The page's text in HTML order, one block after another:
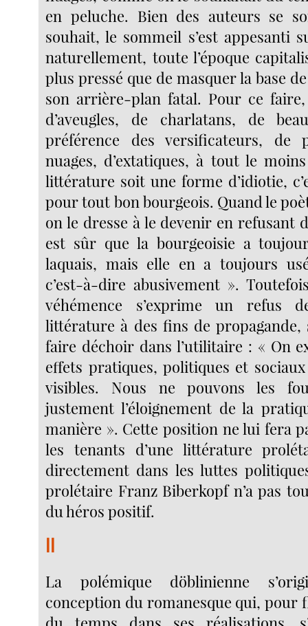
en peluche. Bien des auteurs se
souhait, le sommeil s’est appesanti
naturellement, toute l’époque
plus pressé que de masquer la base
son arrière-plan fatal. Pour ce
d’aveugles, de charlatans, de
préférence des versificateurs, de
nuages, d’extatiques, à tout le
littérature soit une forme d’idiotie,
pour tout bon bourgeois. Quand le
on le dresse à le devenir en refusant
est sûr que la bourgeoisie a
laquais, mais elle en a toujours
c’est-à-dire abusivement ».
véhémence s’exprime un refus
littérature à des fins de propagande,
faire déchoir dans l’utilitaire : « On
effets pratiques, politiques et
visibles. Nous ne pouvons les
justement l’éloignement de la
manière ». Cette position ne lui fera
les tenants d’une littérature
directement dans les luttes
prolétaire Franz Biberkopf n’a pas
du héros positif.
La polémique döblinienne
conception du romanesque qui, pour